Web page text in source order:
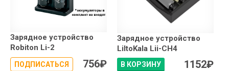
Зарядное устройство
Robiton Li-2
ПОДПИСАТЬСЯ 756₽
Зарядное устройство
LiItoKala Lii-CH4
В КОРЗИНУ 1152₽